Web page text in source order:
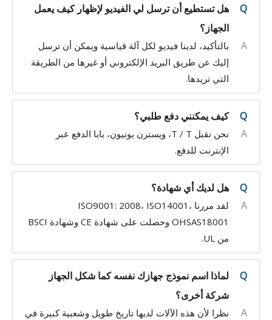
Q
هل تستطيع أن ترسل لي الفيديو لإظهار كيف يعمل
الجهاز؟
A
بالتأكيد، لدينا فيديو لكل آلة قياسية ويمكن أن ترسل
إليك عن طريق البريد الإلكتروني أو غيرها من الطريقة
التي تريدها.
Q
كيف يمكنني دفع طلبي؟
A
نحن نقبل T / T، ويسترن يونيون، بابا الدفع عبر
الإنترنت للدفع.
Q
هل لديك أي شهادة؟
A
لقد مررنا ISO9001: 2008، ISO14001،
OHSAS18001 وحصلت على شهادة CE وشهادة BSCI
من UL.
Q
لماذا اسم نموذج جهازك نفسه كما شكل الجهاز
شركة أخرى؟
A
نظرا لأن هذه الآلات لديها تاريخ طويل وشعبية كبيرة في